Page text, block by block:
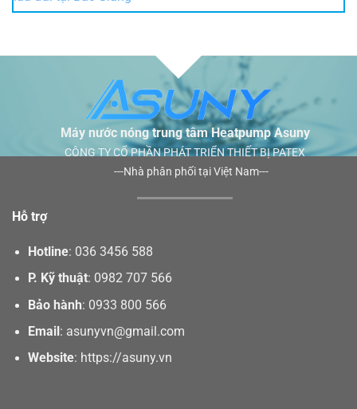
Máy nước nóng trung tâm Heatpump Asuny
CÔNG TY CỔ PHẦN PHÁT TRIỂN THIẾT BỊ PATEX
---Nhà phân phối tại Việt Nam---
Hỗ trợ
Hotline: 036 3456 588
P. Kỹ thuật: 0982 707 566
Bảo hành: 0933 800 566
Email : asunyvn@gmail.com
Website: https://asuny.vn